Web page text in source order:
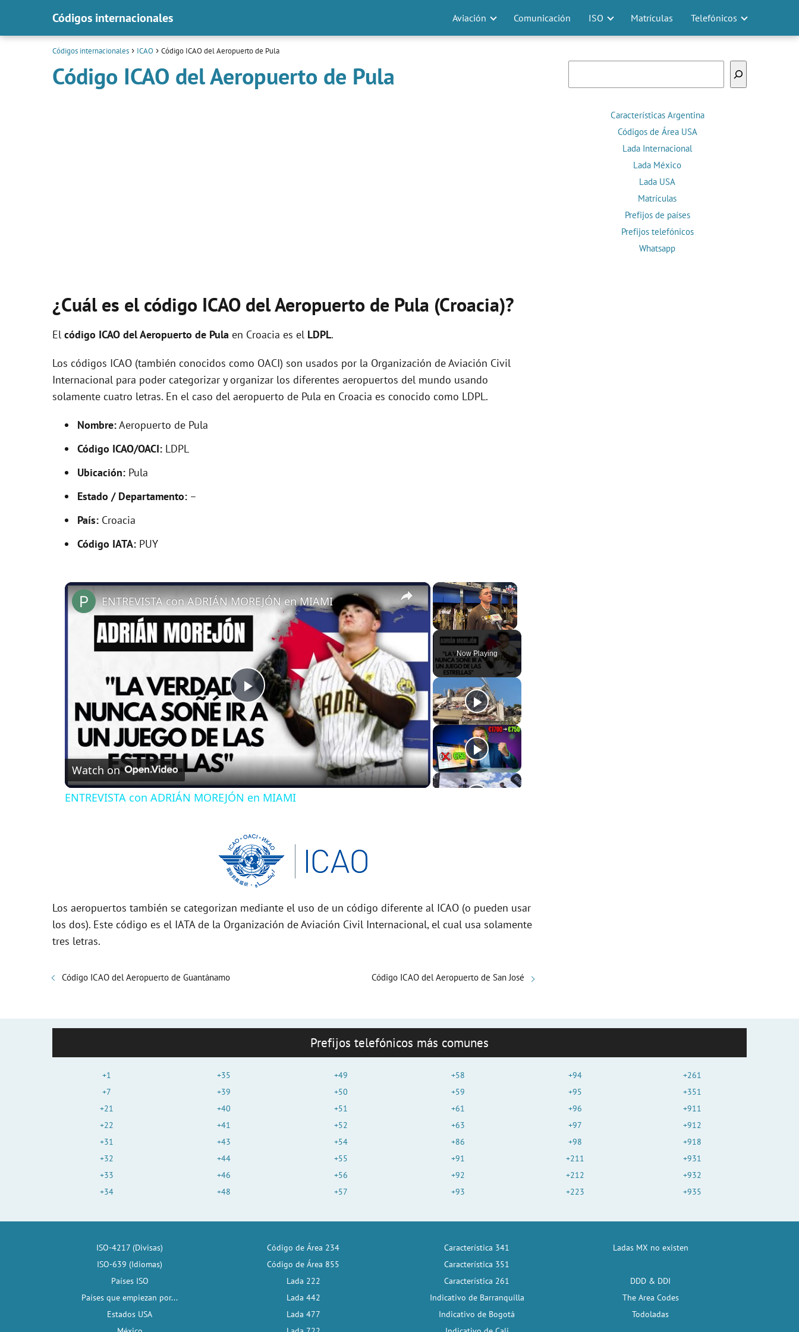
Códigos internacionales Aviación Comunicación ISO Matrículas Telefónicos
Códigos internacionales ICAO Código ICAO del Aeropuerto de Pula
Código ICAO del Aeropuerto de Pula
¿Cuál es el código ICAO del Aeropuerto de Pula (Croacia)?
El código ICAO delAeropuerto de Pula en Croacia es el LDPL.
Los códigos ICAO (también conocidos como OACI) son usados por la Organización de Aviación Civil
Internacional para poder categorizar y organizar los diferentes aeropuertos del mundo usando
solamente cuatro letras. En el caso del aeropuerto de Pula en Croacia es conocido como LDPL.
Nombre:Aeropuerto de Pula
Código ICAO/OACI: LDPL
Ubicación: Pula
Estado / Departamento: –
País: Croacia
Código IATA: PUY
×
Now Playing
×
P
l
a
V
i
d
ENTREVISTA con ADRIÁN MOREJÓN en MIAMI
Watch on
ENTREVISTA con ADRIÁN MOREJÓN en MIAMI
Los aeropuertos también se categorizan mediante el uso de un código diferente al ICAO (o pueden usar
los dos). Este código es el IATA de la Organización de Aviación Civil Internacional, el cual usa solamente
tres letras.
Código ICAO del Aeropuerto de Guantánamo Código ICAO del Aeropuerto de San José
Características Argentina
Códigos de Área USA
Lada Internacional
Lada México
Lada USA
Matrículas
Prefijos de países
Prefijos telefónicos
Whatsapp
Prefijos telefónicos más comunes
+1
+7
+21
+22
+31
+32
+33
+34
+35
+39
+40
+41
+43
+44
+46
+48
+49
+50
+51
+52
+54
+55
+56
+57
+58
+59
+61
+63
+86
+91
+92
+93
+94
+95
+96
+97
+98
+211
+212
+223
+261
+351
+911
+912
+918
+931
+932
+935
ISO-4217 (Divisas)
ISO-639 (Idiomas)
Países ISO
Países que empiezan por...
Estados USA
Código de Área 234
Código de Área 855
Lada 222
Lada 442
Lada 477
Característica 341
Característica 351
Característica 261
Indicativo de Barranquilla
Indicativo de Bogotá
Ladas MX no existen
DDD & DDI
The Area Codes
Todoladas